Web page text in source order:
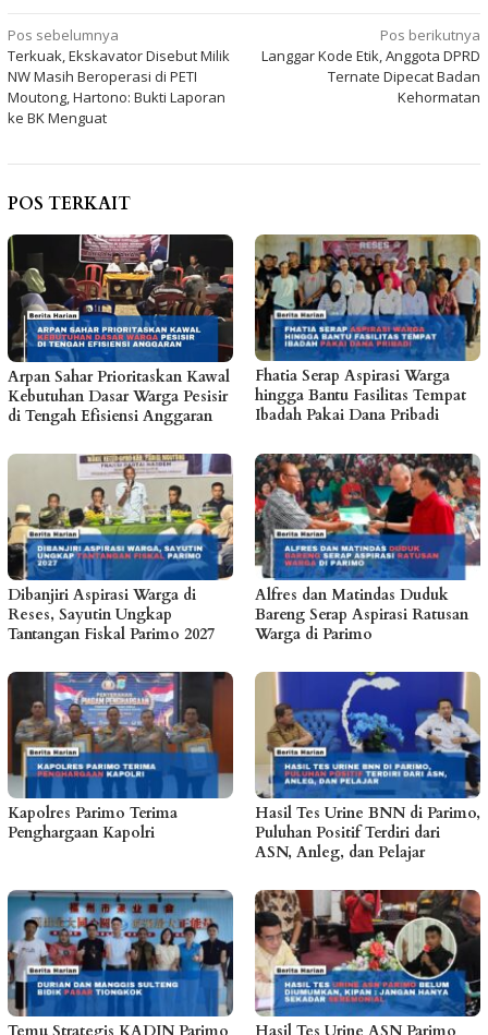
Navigasi
pos
Pos sebelumnya
Terkuak, Ekskavator Disebut Milik
NW Masih Beroperasi di PETI
Moutong, Hartono: Bukti Laporan
ke BK Menguat
Pos berikutnya
Langgar Kode Etik, Anggota DPRD
Ternate Dipecat Badan
Kehormatan
POS TERKAIT
Arpan Sahar Prioritaskan Kawal
Kebutuhan Dasar Warga Pesisir
di Tengah Efisiensi Anggaran
Fhatia Serap Aspirasi Warga
hingga Bantu Fasilitas Tempat
Ibadah Pakai Dana Pribadi
Dibanjiri Aspirasi Warga di
Reses, Sayutin Ungkap
Tantangan Fiskal Parimo 2027
Alfres dan Matindas Duduk
Bareng Serap Aspirasi Ratusan
Warga di Parimo
Kapolres Parimo Terima
Penghargaan Kapolri
Hasil Tes Urine BNN di Parimo,
Puluhan Positif Terdiri dari
ASN, Anleg, dan Pelajar